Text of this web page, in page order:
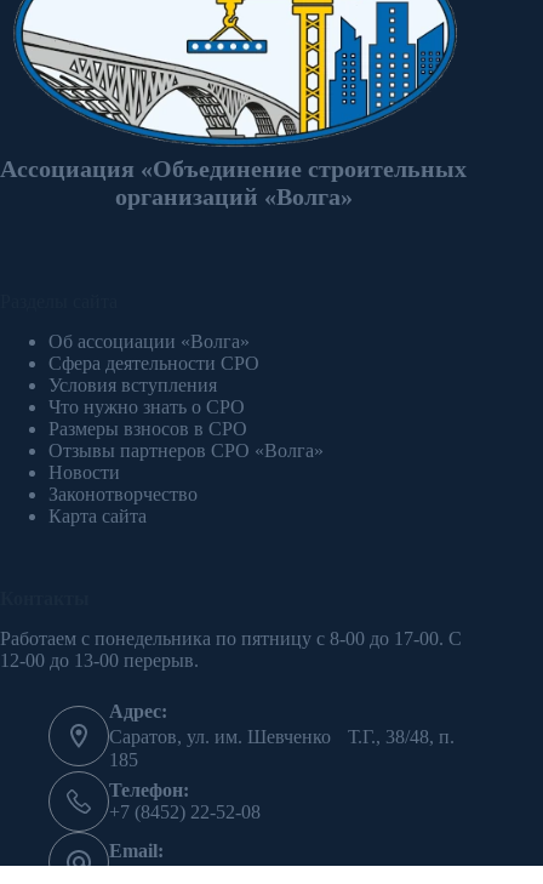
Ассоциация «Объединение строительных
организаций «Волга»
Об ассоциации «Волга»
Сфера деятельности СРО
Условия вступления
Что нужно знать о СРО
Размеры взносов в СРО
Отзывы партнеров СРО «Волга»
Новости
Законотворчество
Карта сайта
Работаем с понедельника по пятницу с 8-00 до 17-00. С
12-00 до 13-00 перерыв.
Адрес:
Саратов, ул. им. Шевченко Т.Г., 38/48, п.
185
Телефон:
+7 (8452) 22-52-08
Email:
oso-volga@mail.ru